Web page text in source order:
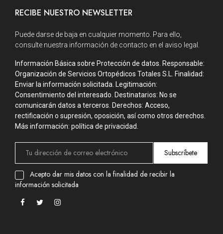
RECIBE NUESTRO NEWSLETTER
Puede darse de baja en cualquier momento. Para ello,
consulte nuestra información de contacto en el aviso legal.
Información Básica sobre Protección de datos. Responsable:
Organización de Servicios Ortopédicos Totales S.L. Finalidad:
Enviar la información solicitada. Legitimación:
Consentimiento del interesado. Destinatarios: No se
comunicarán datos a terceros. Derechos: Acceso,
rectificación o supresión, oposición, así como otros derechos.
Más información: política de privacidad.
Subscríbete
Acepto dar mis datos con la finalidad de recibir la
información solicitada